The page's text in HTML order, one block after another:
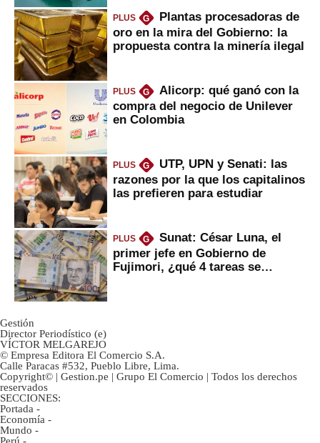
PLUS G
Plantas procesadoras de
oro en la mira del Gobierno: la
propuesta contra la minería ilegal
PLUS G
Alicorp: qué ganó con la
compra del negocio de Unilever
en Colombia
PLUS G
UTP, UPN y Senati: las
razones por la que los capitalinos
las prefieren para estudiar
PLUS G
Sunat: César Luna, el
primer jefe en Gobierno de
Fujimori, ¿qué 4 tareas se
Gestión
Director Periodístico (e)
VÍCTOR MELGAREJO
© Empresa Editora El Comercio S.A.
Calle Paracas #532, Pueblo Libre, Lima.
Copyright© | Gestion.pe | Grupo El Comercio | Todos los derechos
reservados
SECCIONES:
Portada -
Economía -
Mundo -